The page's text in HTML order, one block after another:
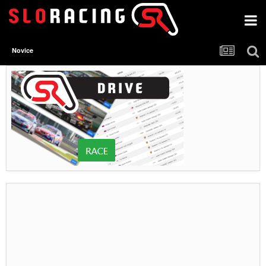
Novice